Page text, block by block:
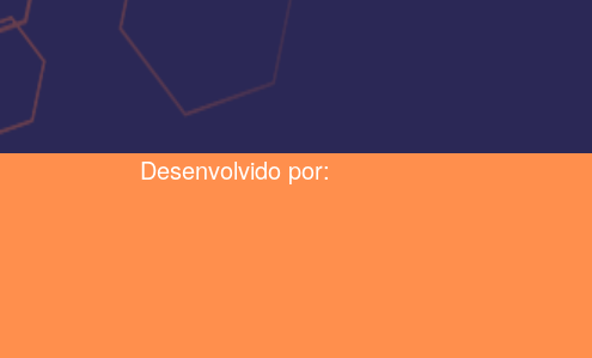
Desenvolvido por: